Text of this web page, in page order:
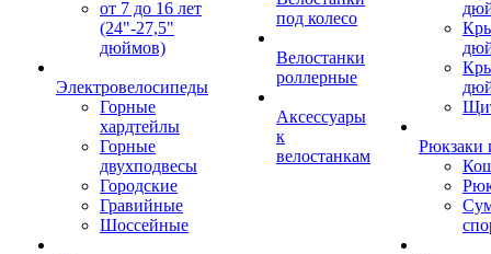
от 7 до 16 лет
(24"-27,5"
дюймов)
Электровелосипеды
Горные
хардтейлы
Горные
двухподвесы
Городские
Гравийные
Шоссейные
под колесо
Велостанки
роллерные
Аксессуары
к
велостанкам
Рюкзаки